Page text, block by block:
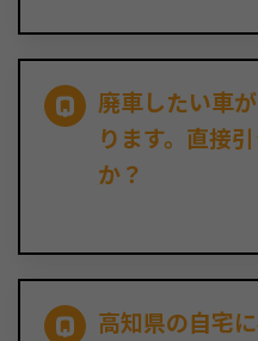
廃車したい車
ります。直接
か？
高知県の自宅